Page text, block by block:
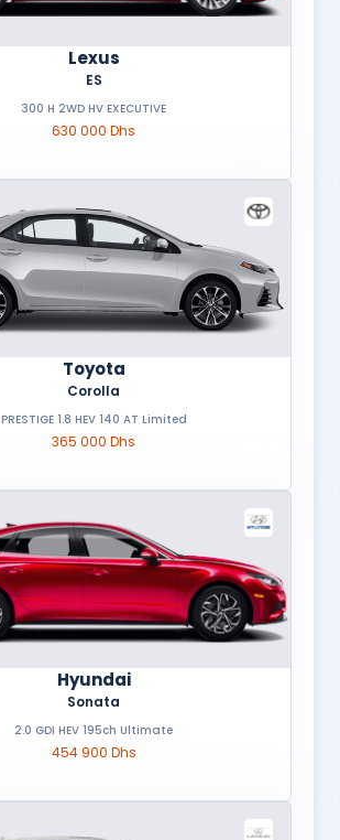
Lexus
ES
300 H 2WD HV EXECUTIVE
630 000 Dhs
Toyota
Corolla
PRESTIGE 1.8 HEV 140 AT Limited
365 000 Dhs
Hyundai
Sonata
2.0 GDI HEV 195ch Ultimate
454 900 Dhs